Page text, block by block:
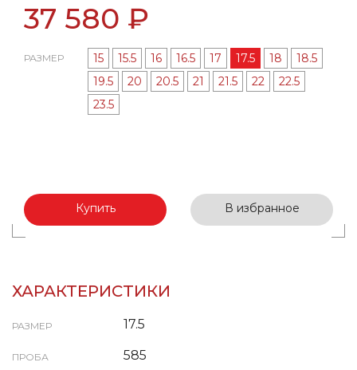
37 580 ₽
РАЗМЕР 15 15.5 16 16.5 17 17.5 18
18.5
19.5
20 20.5 21 21.5 22
22.5
23.5
Купить В избранное
ХАРАКТЕРИСТИКИ
РАЗМЕР 17.5
ПРОБА 585